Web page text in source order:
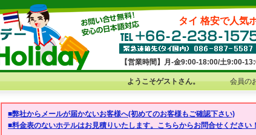
タイ 格安で人気
【営業時間】月-金9:00-18:00/土9:00-
ようこそゲストさん。 会員の
■弊社からメールが届かないお客様へ(初めてのお客様もご確認下さい)
■料金表のないホテルはお見積りいたします。こちらからお問合せください！